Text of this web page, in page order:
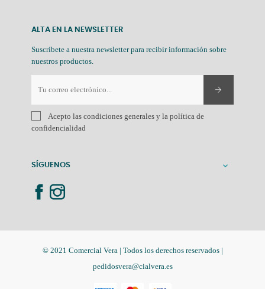
ALTA EN LA NEWSLETTER
Suscríbete a nuestra newsletter para recibir información sobre
nuestros productos.
Acepto las condiciones generales y la política de
confidencialidad
SÍGUENOS 
© 2021 Comercial Vera | Todos los derechos reservados |
pedidosvera@cialvera.es